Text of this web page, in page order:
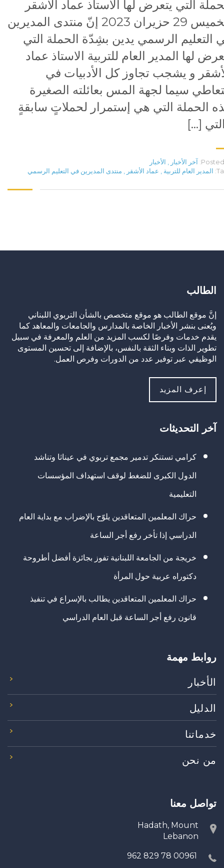
التي يتعرض لها الاستاذ عماد الأشقر
الخميس 29 حزيران 2023 إنّ منتدى المديرين
التعليم الرسمي يدين بشِدّة الحملة التي
لها المدير العام للتربية الاستاذ عماد
و يشجب تجاوز كل الأدبيات في
سيما لجهة المس بعائلته الصغيرة
الحملة التي هي إستمرار لحملاتٍ سابقةٍ
[…]
Posted آخر الأخبار
الأخبار
المدير العام للتربية عماد الأشقر منتدى المديرين في التعليم الرسمي
الطالب
إنَّ موقع الطالب هو موقع متخصص بالشأن التربوي اللبناني
ويُعنى بنشر الأخبار الخاصة بالمدارس والجامعات والمعاهد كما
يقدم خدمات وفرصًا لكسب المزيد من العلم والمعرفة في سبيل
تطوير الذات وبناء الثقة بالنفس، بالإضافة إلى تحسين المستوى
الوظيفي عبر توفير عدد من الدورات وفرص العمل.
إعرف المزيد
آخر التحديثات
كرامي تستنكر تدمير مجمع تربوي في عيناثا وتناشد
الدول الكبرى للضغط لوقف استهداف المؤسسات
التعليمية
حراك المعلمين المتعاقدين يلوّح بالإضراب مع بداية العام
الدراسي إذا تأخر رفع أجر الساعة
خريجة من الجامعة اللبنانية تفوز بجائزة أفضل أطروحة
دكتوراه عربية حول المرأة
حراك المعلمين المتعاقدين يطالب بالإسراع في تنفيذ
قانون رفع أجر الساعة قبل العام الدراسي
روابط مهمة
الأخبار
الدليل
خدماتنا
من نحن
تواصل معنا
Hadath, Mount
Lebanon
00961 78 829 962